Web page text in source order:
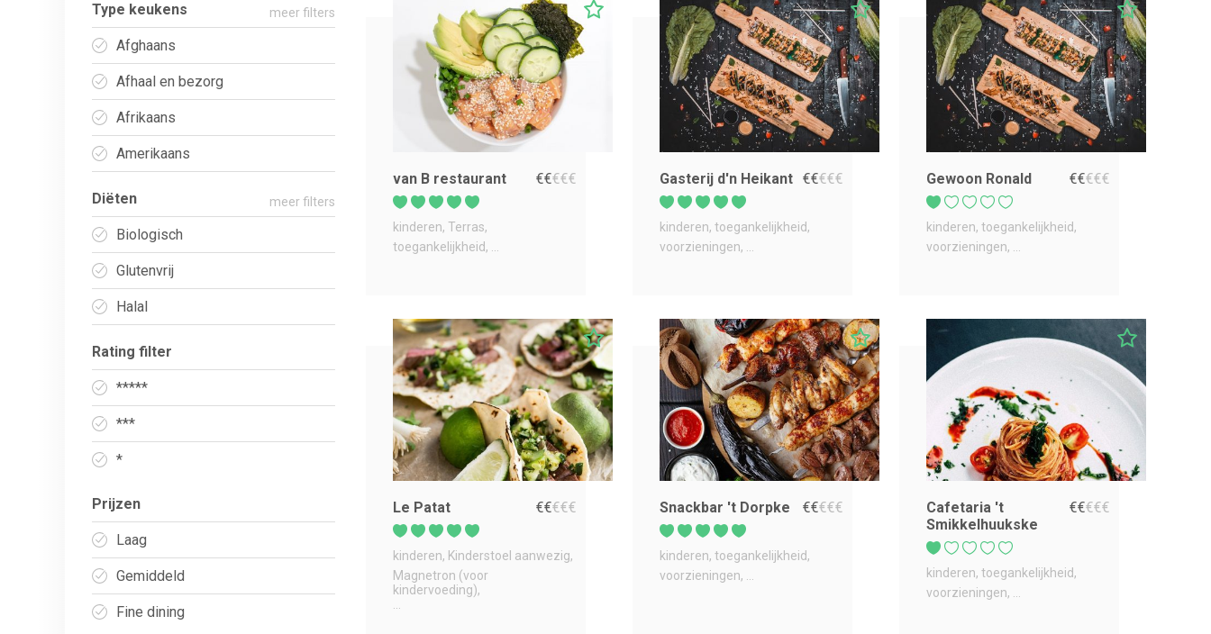
Type keukens meer filters
Afghaans
Afhaal en bezorg
Afrikaans
Amerikaans
Diëten meer filters
Biologisch
Glutenvrij
Halal
Rating filter
*****
***
*
Prijzen
Laag
Gemiddeld
Fine dining
van B restaurant €€€€€
kinderen Terras
toegankelijkheid
Gasterij d'n Heikant €€€€€
kinderen toegankelijkheid
voorzieningen
Gewoon Ronald €€€€€
kinderen toegankelijkheid
voorzieningen
Le Patat €€€€€
kinderen Kinderstoel aanwezig
Magnetron (voor
kindervoeding)
Snackbar 't Dorpke €€€€€
kinderen toegankelijkheid
voorzieningen
Cafetaria 't
Smikkelhuukske
€€€€€
kinderen toegankelijkheid
voorzieningen